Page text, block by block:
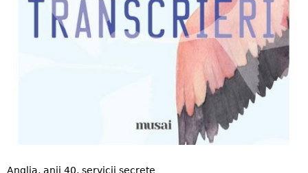
Anglia, anii 40, servicii secrete